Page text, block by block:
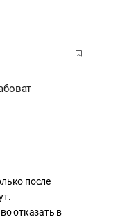
после
отказать в